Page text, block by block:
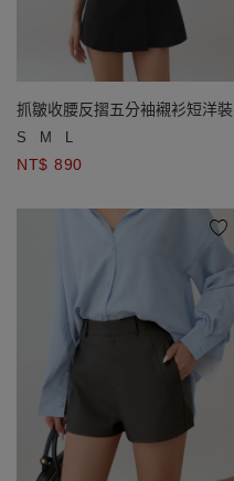
抓皺收腰反摺五分袖襯衫短洋裝
S M L
NT$ 890